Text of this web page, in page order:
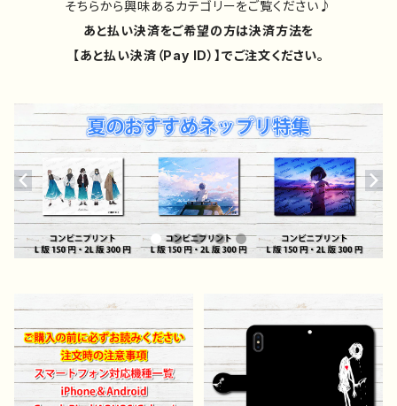
そちらから興味あるカテゴリーをご覧ください♪
あと払い決済をご希望の方は決済方法を
【あと払い決済（Pay ID）】でご注文ください。